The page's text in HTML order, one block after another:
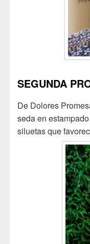
SEGUNDA
De Dolores
seda en
siluetas que